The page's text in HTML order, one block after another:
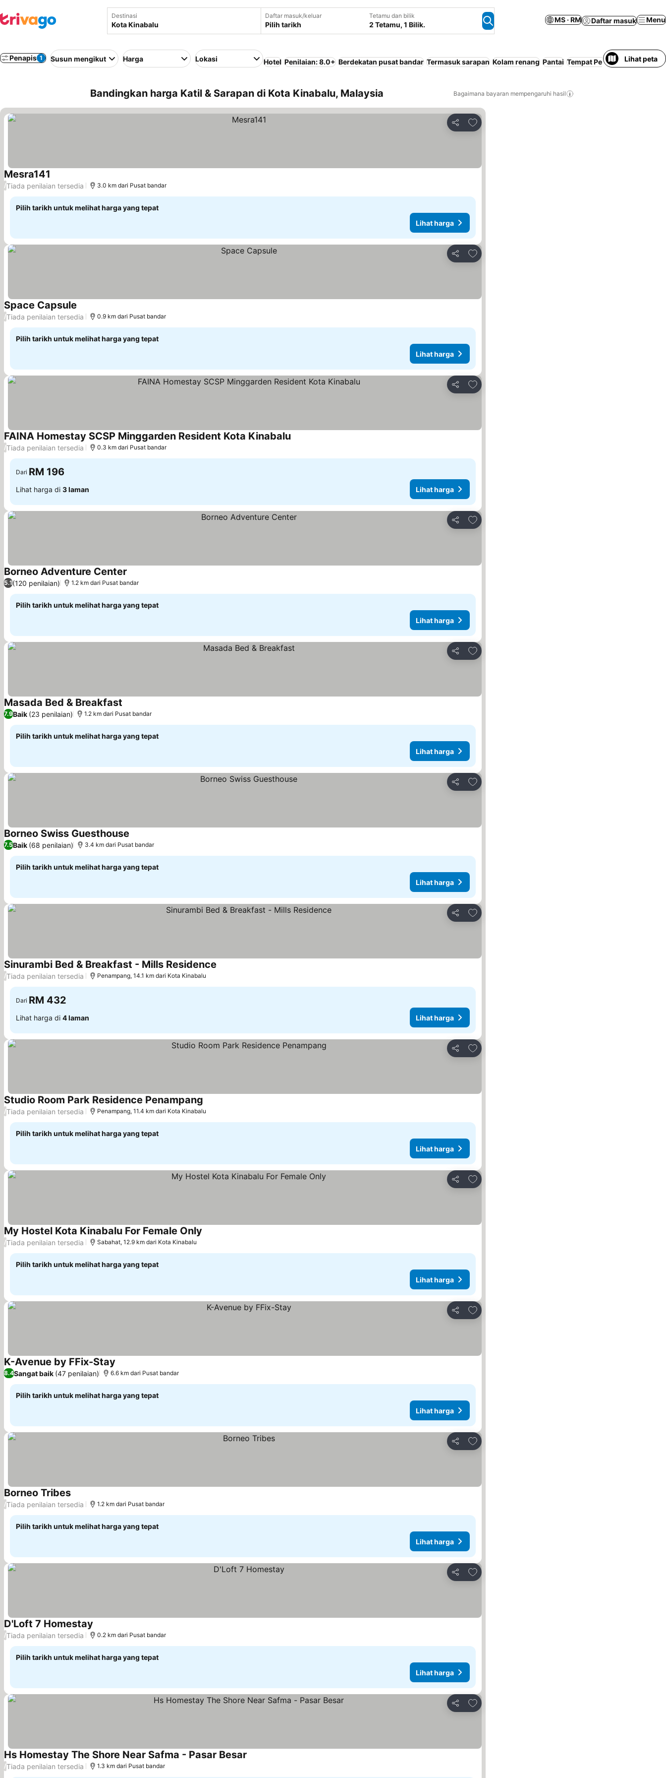
Destinasi Daftar masuk/keluar
Pilih tarikh
Tetamu dan bilik
2 Tetamu, 1 Bilik.
MS · RM Daftar masuk Menu
Penapis 1 Susun mengikut Harga Lokasi Hotel Penilaian: 8.0+ Berdekatan pusat bandar Termasuk sarapan Kolam renang Pantai Tempat PeranginanLihat peta
Bandingkan harga Katil & Sarapan di Kota Kinabalu, Malaysia Bagaimana bayaran mempengaruhi hasil
Kongsi
Tambah ke favorit
Mesra141
/Tiada penilaian tersedia 3.0 km dari Pusat bandar
Pilih tarikh untuk melihat harga yang tepat
Lihat harga
Kongsi
Tambah ke favorit
Space Capsule
/Tiada penilaian tersedia 0.9 km dari Pusat bandar
Pilih tarikh untuk melihat harga yang tepat
Lihat harga
Kongsi
Tambah ke favorit
FAINA Homestay SCSP Minggarden Resident Kota Kinabalu
/Tiada penilaian tersedia 0.3 km dari Pusat bandar
Dari RM 196
Lihat harga di 3 laman Lihat harga
Kongsi
Tambah ke favorit
Borneo Adventure Center
5.1(120 penilaian) 1.2 km dari Pusat bandar
Pilih tarikh untuk melihat harga yang tepat
Lihat harga
Kongsi
Tambah ke favorit
Masada Bed & Breakfast
7.9Baik (23 penilaian) 1.2 km dari Pusat bandar
Pilih tarikh untuk melihat harga yang tepat
Lihat harga
Kongsi
Tambah ke favorit
Borneo Swiss Guesthouse
7.5Baik (68 penilaian) 3.4 km dari Pusat bandar
Pilih tarikh untuk melihat harga yang tepat
Lihat harga
Kongsi
Tambah ke favorit
Sinurambi Bed & Breakfast - Mills Residence
/Tiada penilaian tersedia Penampang, 14.1 km dari Kota Kinabalu
Dari RM 432
Lihat harga di 4 laman Lihat harga
Kongsi
Tambah ke favorit
Studio Room Park Residence Penampang
/Tiada penilaian tersedia Penampang, 11.4 km dari Kota Kinabalu
Pilih tarikh untuk melihat harga yang tepat
Lihat harga
Kongsi
Tambah ke favorit
My Hostel Kota Kinabalu For Female Only
/Tiada penilaian tersedia Sabahat, 12.9 km dari Kota Kinabalu
Pilih tarikh untuk melihat harga yang tepat
Lihat harga
Kongsi
Tambah ke favorit
K-Avenue by FFix-Stay
8.4Sangat baik (47 penilaian) 6.6 km dari Pusat bandar
Pilih tarikh untuk melihat harga yang tepat
Lihat harga
Kongsi
Tambah ke favorit
Borneo Tribes
/Tiada penilaian tersedia 1.2 km dari Pusat bandar
Pilih tarikh untuk melihat harga yang tepat
Lihat harga
Kongsi
Tambah ke favorit
D'Loft 7 Homestay
/Tiada penilaian tersedia 0.2 km dari Pusat bandar
Pilih tarikh untuk melihat harga yang tepat
Lihat harga
Kongsi
Tambah ke favorit
Hs Homestay The Shore Near Safma - Pasar Besar
/Tiada penilaian tersedia 1.3 km dari Pusat bandar